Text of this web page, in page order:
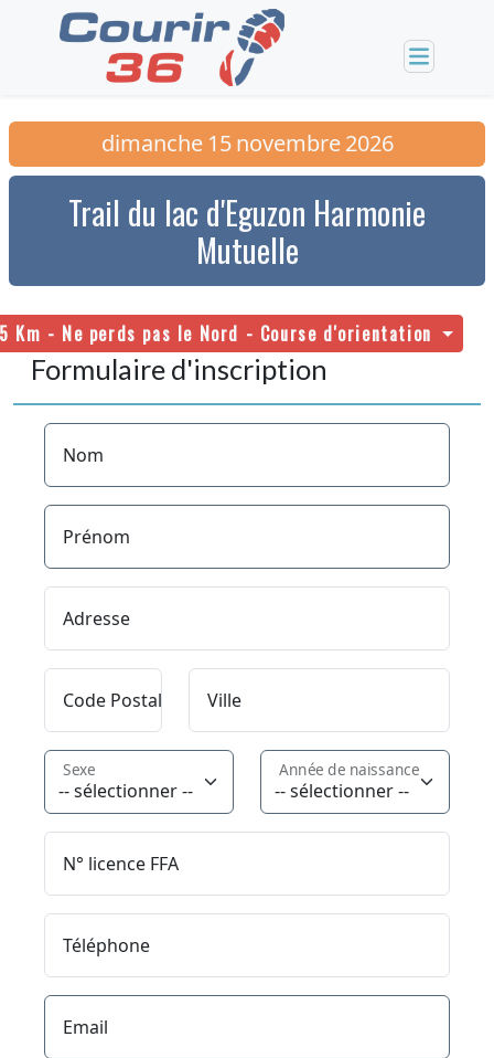
dimanche 15 novembre 2026
Trail du lac d'Eguzon Harmonie
Mutuelle
Km - Ne perds pas le Nord - Course d'orientation
Formulaire d'inscription
Nom
Prénom
Adresse
Code Postal Ville
Sexe Année de naissance
N° licence FFA
Téléphone
Email